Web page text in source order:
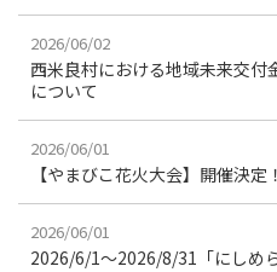
2026/06/02
西米良村における地域未来交付
について
2026/06/01
【やまびこ花火大会】開催決
2026/06/01
2026/6/1～2026/8/31「にしめ